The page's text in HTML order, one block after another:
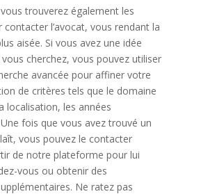
trouverez également les
l’avocat, vous rendant la
aisée. Si vous avez une idée
cherchez, vous pouvez utiliser
avancée pour affiner votre
de critères tels que le domaine
localisation, les années
Une fois que vous avez trouvé un
vous pouvez le contacter
de notre plateforme pour lui
vous ou obtenir des
Ne ratez pas